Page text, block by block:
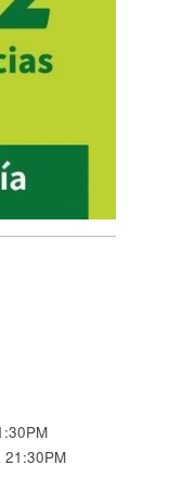
21:30PM